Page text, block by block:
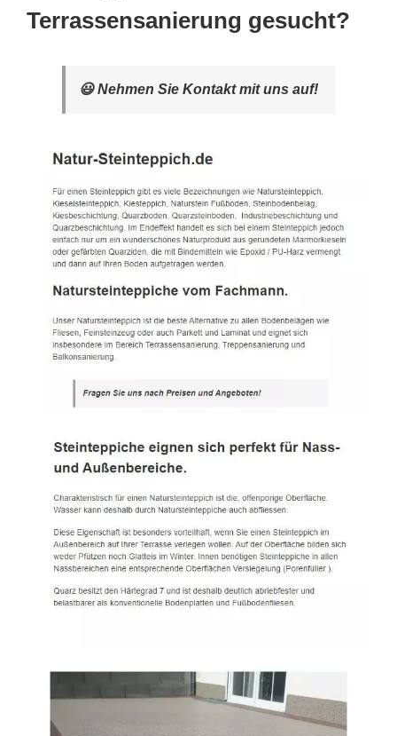
Terrassensanierung gesucht?
😃 Nehmen Sie Kontakt mit uns auf!